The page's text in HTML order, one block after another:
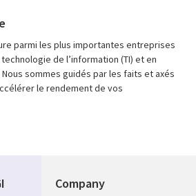
parmi les plus importantes entreprises
de l’information (TI) et en
sommes guidés par les faits et axés
le rendement de vos
Company